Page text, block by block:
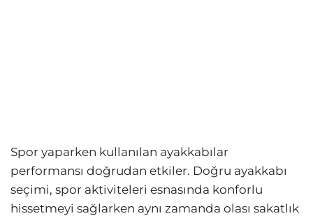
Spor yaparken kullanılan ayakkabılar
performansı doğrudan etkiler. Doğru ayakkabı
seçimi, spor aktiviteleri esnasında konforlu
hissetmeyi sağlarken aynı zamanda olası sakatlık